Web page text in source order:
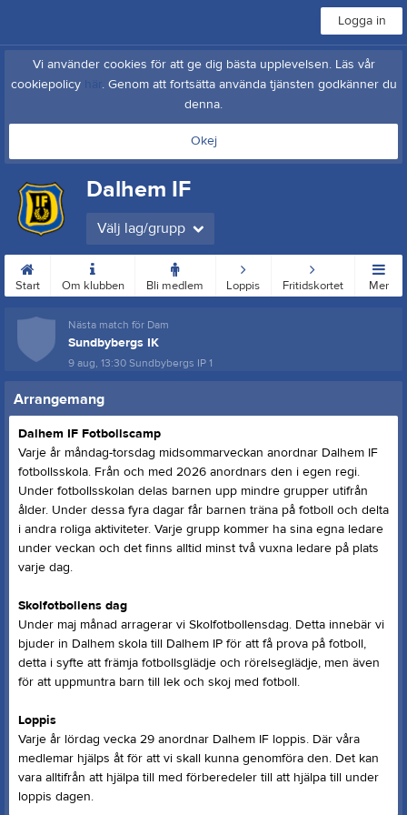
Logga in
Vi använder cookies för att ge dig bästa upplevelsen. Läs vår
cookiepolicy
. Genom att fortsätta använda tjänsten godkänner du
denna.
Okej
Dalhem IF
Välj lag/grupp
Start Om klubben Bli medlem Loppis Fritidskortet Mer
Nästa match för Dam
Sundbybergs IK
9 aug, 13:30Sundbybergs IP 1
Arrangemang
Dalhem IF Fotbollscamp
Varje år måndag-torsdag midsommarveckan anordnar Dalhem IF
fotbollsskola. Från och med 2026 anordnars den i egen regi.
Under fotbollsskolan delas barnen upp mindre grupper utifrån
ålder. Under dessa fyra dagar får barnen träna på fotboll och delta
i andra roliga aktiviteter. Varje grupp kommer ha sina egna ledare
under veckan och det finns alltid minst två vuxna ledare på plats
varje dag.
Skolfotbollens dag
Under maj månad arragerar vi Skolfotbollensdag. Detta innebär vi
bjuder in Dalhem skola till Dalhem IP för att få prova på fotboll,
detta i syfte att främja fotbollsglädje och rörelseglädje, men även
för att uppmuntra barn till lek och skoj med fotboll.
Loppis
Varje år lördag vecka 29 anordnar Dalhem IF loppis. Där våra
medlemar hjälps åt för att vi skall kunna genomföra den. Det kan
vara alltifrån att hjälpa till med förberedeler till att hjälpa till under
loppis dagen.